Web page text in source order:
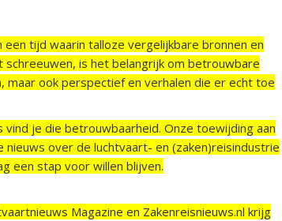
tijd waarin talloze vergelijkbare bronnen en
is het belangrijk om betrouwbare
ook perspectief en verhalen die er echt toe
je die betrouwbaarheid. Onze toewijding aan
over de luchtvaart- en (zaken)reisindustrie
een stap voor willen blijven.
Magazine en Zakenreisnieuws.nl krijg